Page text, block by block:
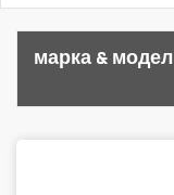
марка & модел